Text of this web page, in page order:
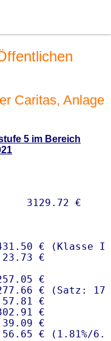
Caritas, Anlage
5 im Bereich
€ (Klasse I)
€
€
€ (Satz:
€
€
€
€ ( 1.81%/